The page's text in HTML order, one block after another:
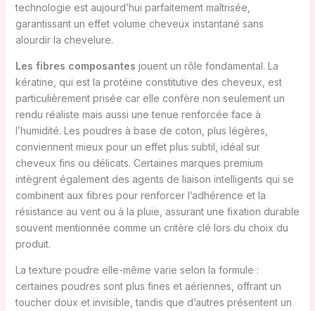
technologie est aujourd’hui parfaitement maîtrisée,
garantissant un effet volume cheveux instantané sans
alourdir la chevelure.
Les fibres composantes jouent un rôle fondamental. La
kératine, qui est la protéine constitutive des cheveux, est
particulièrement prisée car elle confère non seulement un
rendu réaliste mais aussi une tenue renforcée face à
l’humidité. Les poudres à base de coton, plus légères,
conviennent mieux pour un effet plus subtil, idéal sur
cheveux fins ou délicats. Certaines marques premium
intègrent également des agents de liaison intelligents qui se
combinent aux fibres pour renforcer l’adhérence et la
résistance au vent ou à la pluie, assurant une fixation durable
souvent mentionnée comme un critère clé lors du choix du
produit.
La texture poudre elle-même varie selon la formule :
certaines poudres sont plus fines et aériennes, offrant un
toucher doux et invisible, tandis que d’autres présentent un